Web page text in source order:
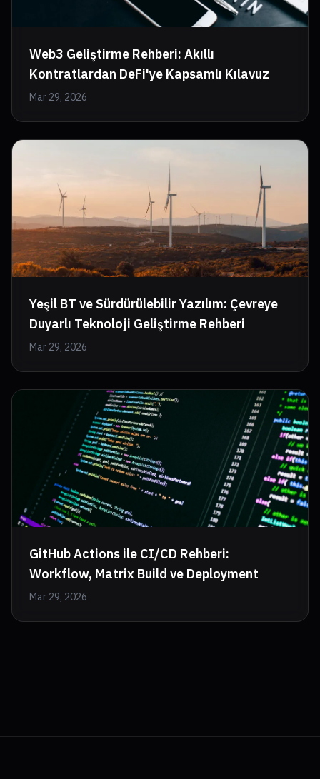
Web3 Geliştirme Rehberi: Akıllı
Kontratlardan DeFi'ye Kapsamlı Kılavuz
Mar 29, 2026
Yeşil BT ve Sürdürülebilir Yazılım: Çevreye
Duyarlı Teknoloji Geliştirme Rehberi
Mar 29, 2026
GitHub Actions ile CI/CD Rehberi:
Workflow, Matrix Build ve Deployment
Mar 29, 2026